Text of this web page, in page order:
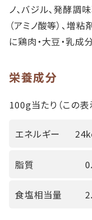
ノ、バジル、発酵調
（アミノ酸等）、増粘
に鶏肉・大豆・乳成
栄養成分
100g当たり（この表
エネルギー
脂質
食塩相当量